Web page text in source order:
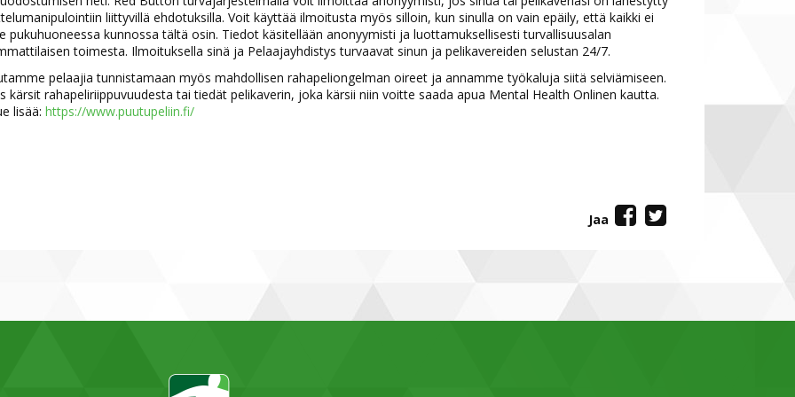
liittyvillä ehdotuksilla. Voit käyttää ilmoitusta myös silloin, kun sinulla on vain epäily, että kaikki ei
pukuhuoneessa kunnossa tältä osin. Tiedot käsitellään anonyymisti ja luottamuksellisesti turvallisuusalan
toimesta. Ilmoituksella sinä ja Pelaajayhdistys turvaavat sinun ja pelikavereiden selustan 24/7.
pelaajia tunnistamaan myös mahdollisen rahapeliongelman oireet ja annamme työkaluja siitä selviämiseen.
kärsit rahapeliriippuvuudesta tai tiedät pelikaverin, joka kärsii niin voitte saada apua Mental Health Onlinen kautta.
lisää​​​​​: https://www.puutupeliin.fi/
Jaa